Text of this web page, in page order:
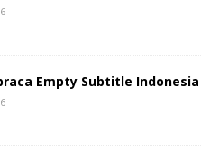
Empty Subtitle Indonesia